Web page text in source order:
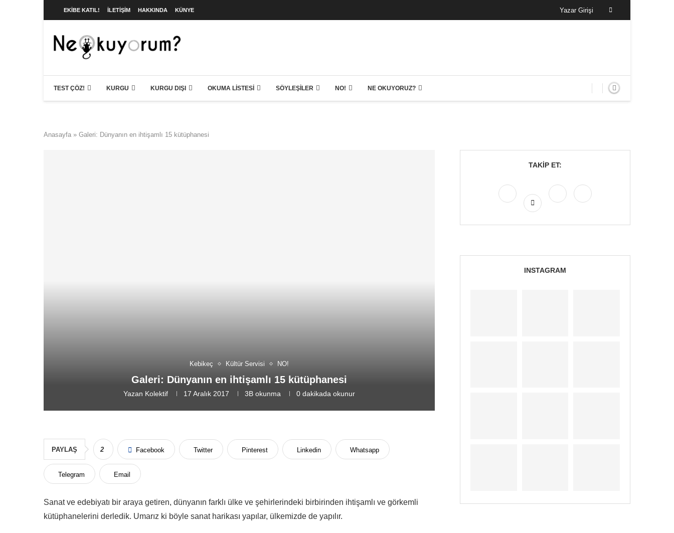
EKIBE KATIL! İLETIŞIM HAKKINDA KÜNYE Yazar Girişi
TEST ÇÖZ! KURGU KURGU DIŞI OKUMA LISTESI SÖYLEŞILER NO! NE OKUYORUZ?
Anasayfa » Galeri: Dünyanın en ihtişamlı 15 kütüphanesi
Kebikeç Kültür Servisi NO!
Galeri: Dünyanın en ihtişamlı 15 kütüphanesi
Yazan Kolektif 17 Aralık 2017 3Bokunma 0 dakikada okunur
PAYLAŞ 2 Facebook Twitter Pinterest Linkedin Whatsapp
Telegram Email
Sanat ve edebiyatı bir araya getiren, dünyanın farklı ülke ve şehirlerindeki birbirinden ihtişamlı ve görkemli
kütüphanelerini derledik. Umarız ki böyle sanat harikası yapılar, ülkemizde de yapılır.
TAKIP ET:
INSTAGRAM